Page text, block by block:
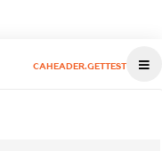
CAHEADER.GETTEST